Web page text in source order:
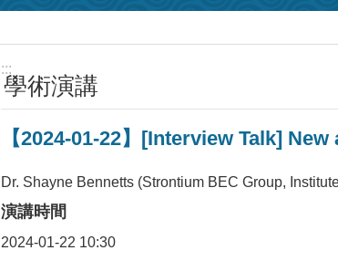
:::
學術演講
【2024-01-22】[Interview Talk]
Dr. Shayne Bennetts (Strontium BEC Group,
演講時間
2024-01-22 10:30